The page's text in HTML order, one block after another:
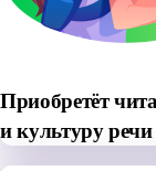
Приобретёт
и культуру речи